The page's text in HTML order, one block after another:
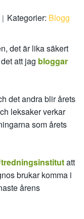
Kategorier: Blogg
det är lika säkert
att jag bloggar
det andra blir årets
leksaker verkar
som årets
att
brukar komma i
årens